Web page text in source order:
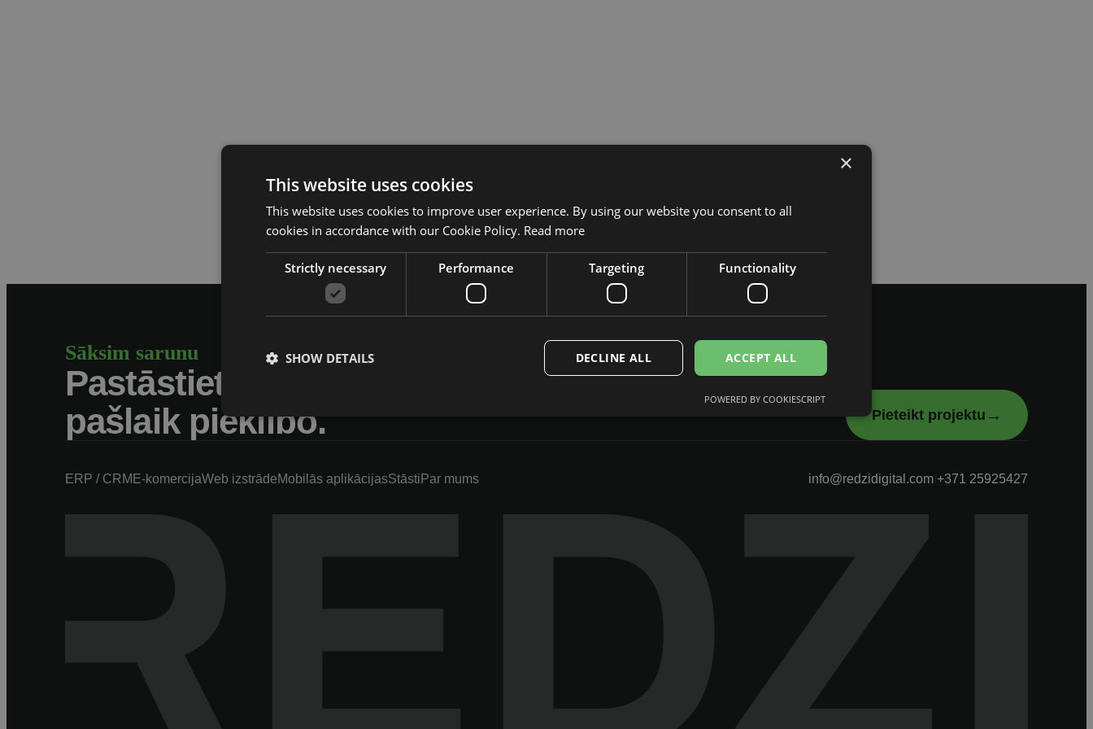
Sāksim sarunu
Pastāstiet, kur jūsu sistēma
pašlaik pieklibo.
Pieteikt projektu →
ERP / CRM E-komercijaWeb izstrādeMobilās aplikācijasStāsti Par mums info@redzidigital.com +371 25925427
×
This website uses cookies
This website uses cookies to improve user experience. By using our website you consent to all
cookies in accordance with our Cookie Policy. Read more
Strictly necessary Performance Targeting Functionality
ACCEPT ALL
DECLINE ALL
SHOW DETAILS
POWERED BY COOKIESCRIPT